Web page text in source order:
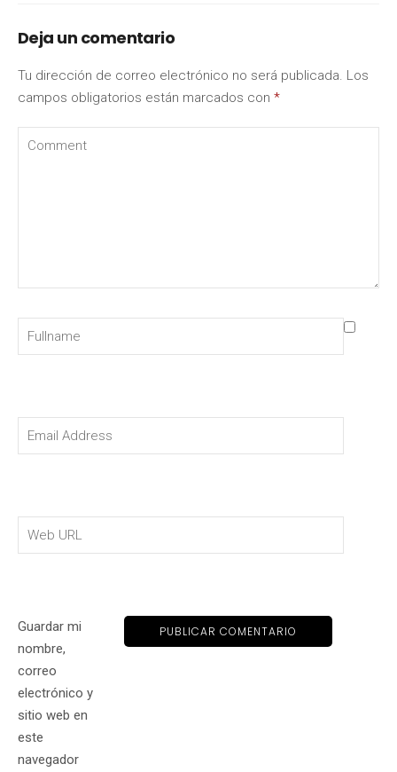
Deja un comentario
Tu dirección de correo electrónico no será publicada. Los
campos obligatorios están marcados con *
Guardar mi
nombre,
correo
electrónico y
sitio web en
este
navegador